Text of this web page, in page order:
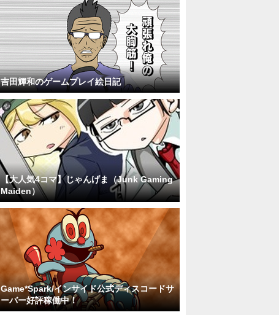
吉田輝和のゲームプレイ絵日記
【大人気4コマ】じゃんげま（Junk Gaming
Maiden）
Game*Spark/インサイド公式ディスコードサ
ーバー好評稼働中！